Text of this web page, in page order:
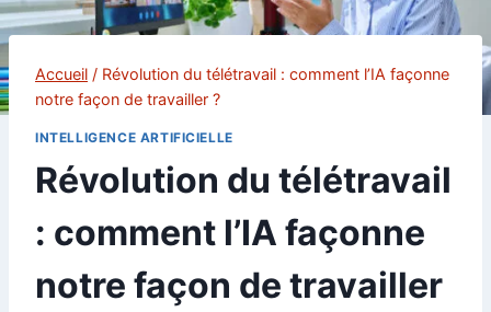
Accueil / Révolution du télétravail : comment l’IA façonne
notre façon de travailler ?
INTELLIGENCE ARTIFICIELLE
Révolution du télétravail
: comment l’IA façonne
notre façon de travailler